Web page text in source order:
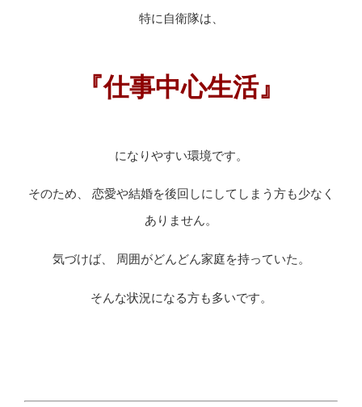
特に自衛隊は、
『仕事中心生活』
になりやすい環境です。
そのため、 恋愛や結婚を後回しにしてしまう方も少なく
ありません。
気づけば、 周囲がどんどん家庭を持っていた。
そんな状況になる方も多いです。